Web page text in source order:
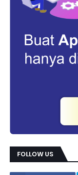
FOLLOW US